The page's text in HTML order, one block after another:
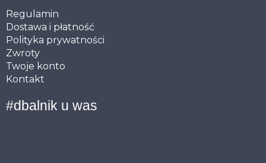
Regulamin
Dostawa i płatność
Polityka prywatności
Zwroty
Twoje konto
Kontakt
#dbalnik u was